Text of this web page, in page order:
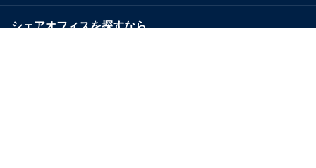
シェアオフィスを探すなら